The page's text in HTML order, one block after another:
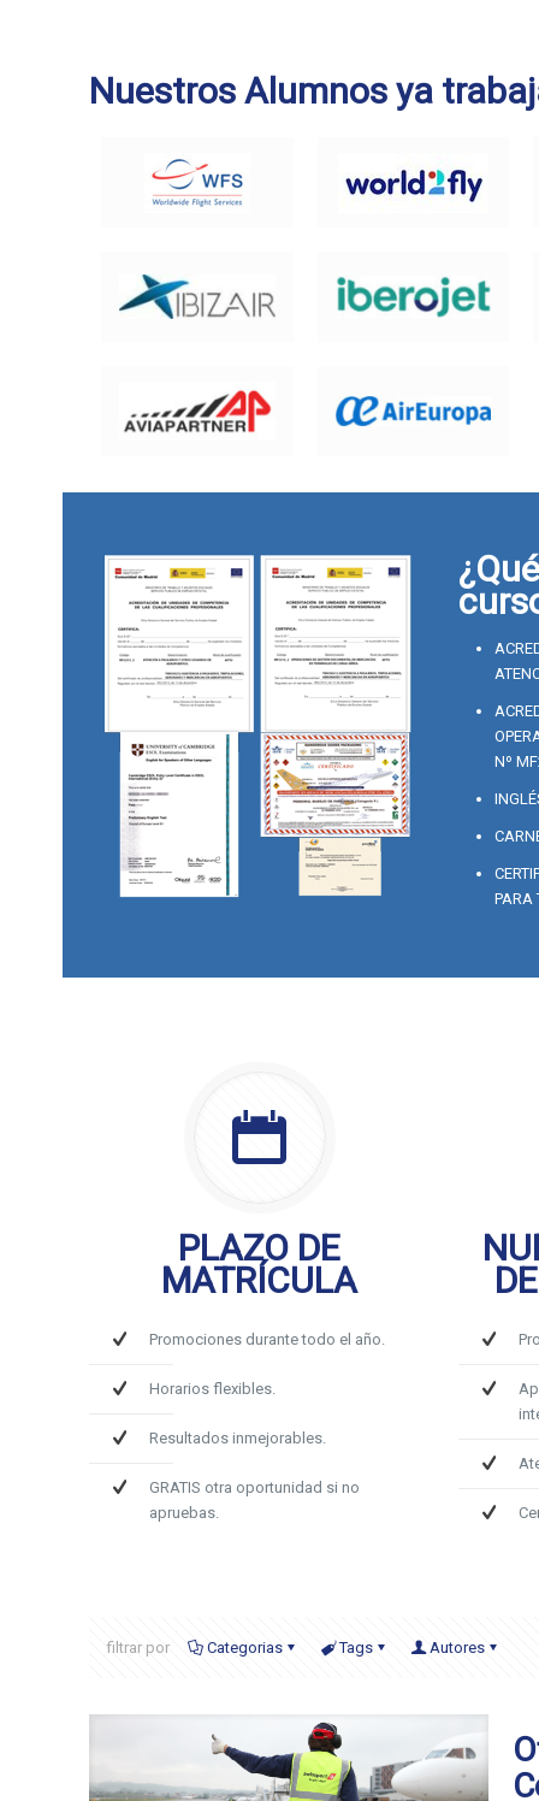
Nuestros Alumnos ya
Nº
PARA
PLAZO DE
MATRÍCULA
Promociones durante todo el año.
Horarios flexibles.
Resultados inmejorables.
GRATIS otra oportunidad si no
apruebas.
filtrar por Categorias Tags Autores